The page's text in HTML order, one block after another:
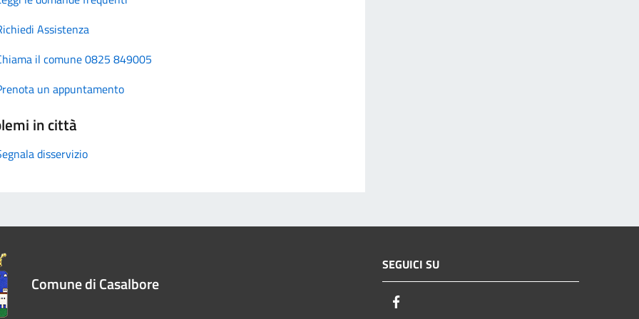
Assistenza
il comune 0825 849005
un appuntamento
in città
disservizio
Comune di Casalbore
SEGUICI SU